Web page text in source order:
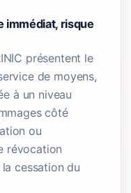
immédiat, risque
présentent le
de moyens,
à un niveau
côté
ou
révocation
cessation du